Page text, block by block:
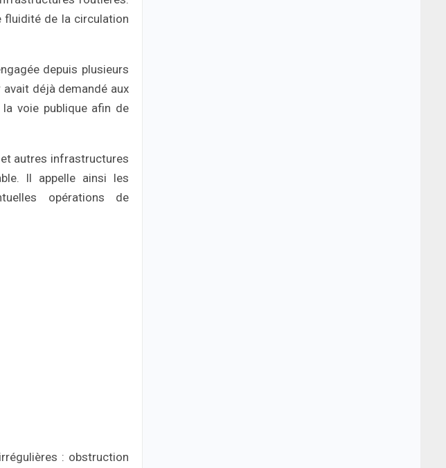
fluidité de la circulation
depuis plusieurs
déjà demandé aux
voie publique afin de
autres infrastructures
Il appelle ainsi les
opérations de
: obstruction